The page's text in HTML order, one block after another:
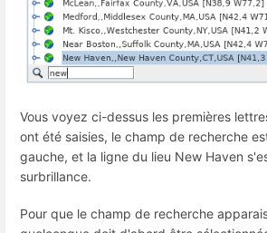
Vous voyez ci-dessus les premières
ont été saisies, le champ de recherche
gauche, et la ligne du lieu New Haven
surbrillance.
Pour que le champ de recherche